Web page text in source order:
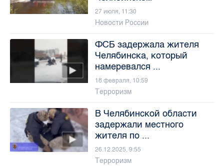
27 июля, 11:30
Новости России
ФСБ задержала жителя
Челябинска, который
намеревался ...
18 февраля, 10:59
Терроризм
В Челябинской области
задержали местного
жителя по ...
26.12.2025, 9:55
Терроризм